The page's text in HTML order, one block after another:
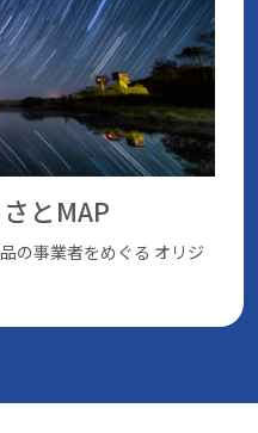
とMAP
の事業者をめぐる オリジ